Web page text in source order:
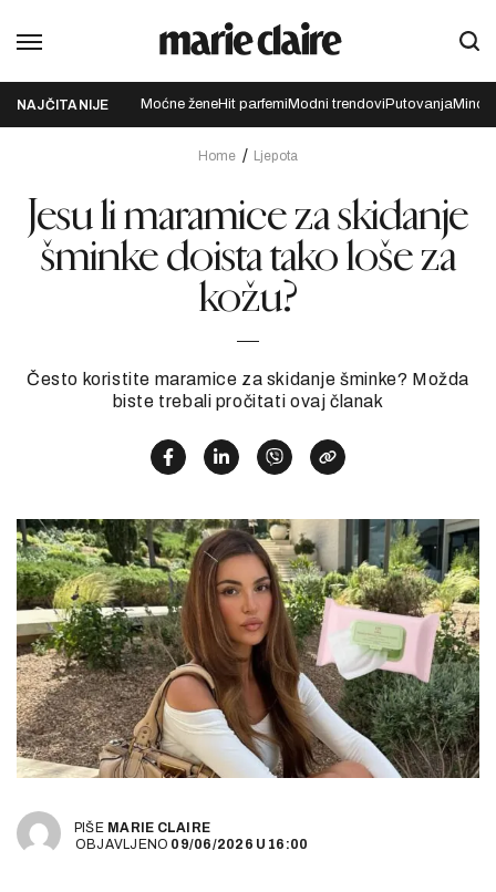
NAJČITANIJE Moćne ženeHit parfemi Modni trendovi Putovanja
Home Ljepota
Jesu li maramice za skidanje
šminke doista tako loše za
kožu?
Često koristite maramice za skidanje šminke? Možda
biste trebali pročitati ovaj članak
PIŠE MARIE CLAIRE
OBJAVLJENO 09/06/2026 U 16:00